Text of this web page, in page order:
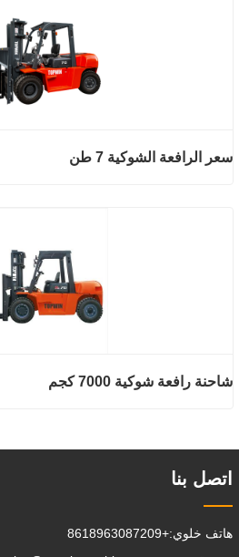
سعر الرافعة الشوكية 7 طن
شاحنة رافعة شوكية 7000 كجم
اتصل بنا
هاتف خلوي:+8618963087209